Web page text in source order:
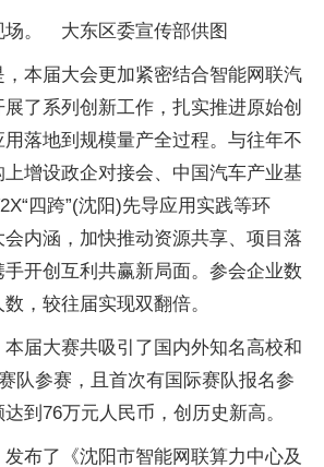
场。 大东区委宣传部供图
本届大会更加紧密结合智能网联汽
了系列创新工作，扎实推进原始创
落地到规模量产全过程。与往年不
增设政企对接会、中国汽车产业基
四跨”(沈阳)先导应用实践等环
内涵，加快推动资源共享、项目落
开创互利共赢新局面。参会企业数
，较往届实现双翻倍。
届大赛共吸引了国内外知名高校和
队参赛，且首次有国际赛队报名参
到76万元人民币，创历史新高。
布了《沈阳市智能网联算力中心及